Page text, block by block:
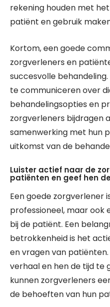
rekening houden met
patiënt en gebruik
Kortom, een goede
zorgverleners en
succesvolle
te communiceren over
behandelingsopties en
zorgverleners bijdragen
samenwerking met hun
uitkomst van de
Luister actief naar de
patiënten en geef hen
Een goede zorgverlener
professioneel, maar
bij de patiënt. Een
betrokkenheid is het
en vragen van
verhaal en hen de tijd te
kunnen zorgverleners
de behoeften van hun